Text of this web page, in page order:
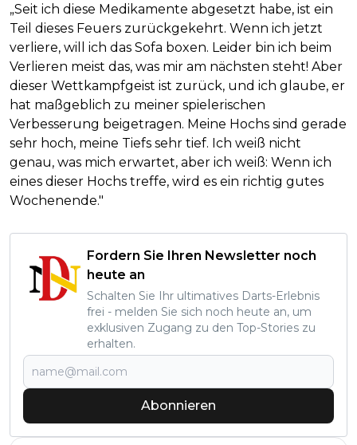
„Seit ich diese Medikamente abgesetzt habe, ist ein
Teil dieses Feuers zurückgekehrt. Wenn ich jetzt
verliere, will ich das Sofa boxen. Leider bin ich beim
Verlieren meist das, was mir am nächsten steht! Aber
dieser Wettkampfgeist ist zurück, und ich glaube, er
hat maßgeblich zu meiner spielerischen
Verbesserung beigetragen. Meine Hochs sind gerade
sehr hoch, meine Tiefs sehr tief. Ich weiß nicht
genau, was mich erwartet, aber ich weiß: Wenn ich
eines dieser Hochs treffe, wird es ein richtig gutes
Wochenende."
Fordern Sie Ihren Newsletter noch
heute an
Schalten Sie Ihr ultimatives Darts-Erlebnis
frei - melden Sie sich noch heute an, um
exklusiven Zugang zu den Top-Stories zu
erhalten.
Abonnieren